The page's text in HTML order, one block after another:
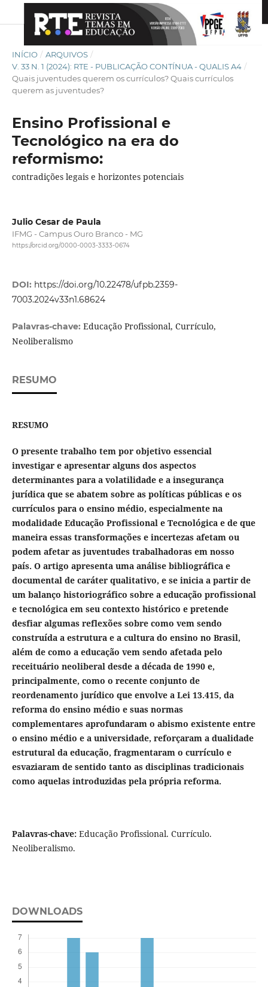
INÍCIO / ARQUIVOS /
V. 33 N. 1 (2024): RTE - PUBLICAÇÃO CONTÍNUA - QUALIS A4 /
Quais juventudes querem os currículos? Quais currículos
querem as juventudes?
Ensino Profissional e
Tecnológico na era do
reformismo:
contradições legais e horizontes potenciais
Julio Cesar de Paula
IFMG - Campus Ouro Branco - MG
https://orcid.org/0000-0003-3333-0674
DOI: https://doi.org/10.22478/ufpb.2359-
7003.2024v33n1.68624
Palavras-chave: Educação Profissional, Currículo,
Neoliberalismo
RESUMO
RESUMO
O presente trabalho tem por objetivo essencial
investigar e apresentar alguns dos aspectos
determinantes para a volatilidade e a insegurança
jurídica que se abatem sobre as políticas públicas e os
currículos para o ensino médio, especialmente na
modalidade Educação Profissional e Tecnológica e de que
maneira essas transformações e incertezas afetam ou
podem afetar as juventudes trabalhadoras em nosso
país. O artigo apresenta uma análise bibliográfica e
documental de caráter qualitativo, e se inicia a partir de
um balanço historiográfico sobre a educação profissional
e tecnológica em seu contexto histórico e pretende
desfiar algumas reflexões sobre como vem sendo
construída a estrutura e a cultura do ensino no Brasil,
além de como a educação vem sendo afetada pelo
receituário neoliberal desde a década de 1990 e,
principalmente, como o recente conjunto de
reordenamento jurídico que envolve a Lei 13.415, da
reforma do ensino médio e suas normas
complementares aprofundaram o abismo existente entre
o ensino médio e a universidade, reforçaram a dualidade
estrutural da educação, fragmentaram o currículo e
esvaziaram de sentido tanto as disciplinas tradicionais
como aquelas introduzidas pela própria reforma.
Palavras-chave: Educação Profissional. Currículo.
Neoliberalismo.
DOWNLOADS